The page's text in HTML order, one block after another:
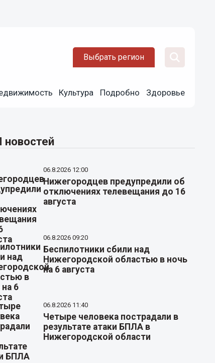
Выбрать регион
Культура Подробно Здоровье
06.8.2026 12:00
Нижегородцев предупредили об
отключениях телевещания до 16
августа
06.8.2026 09:20
Беспилотники сбили над
Нижегородской областью в ночь
на 6 августа
06.8.2026 11:40
Четыре человека пострадали в
результате атаки БПЛА в
Нижегородской области